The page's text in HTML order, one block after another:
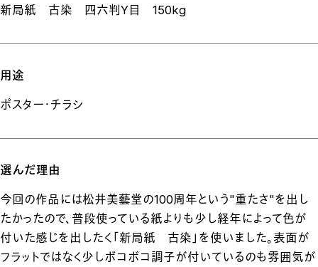
新局紙 古染 四六判Y目 150kg
用途
ポスター・チラシ
選んだ理由
今回の作品には松井美藝堂の100周年という"重たさ"を出し
たかったので、普段使っている紙よりも少し経年によって色が
付いた感じを出したく「新局紙 古染」を使いました。表面が
フラットではなく少しボコボコ調子が付いているのも雰囲気が